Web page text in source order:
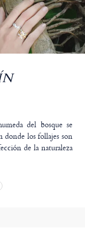
del bosque se
donde los follajes son
de la naturaleza